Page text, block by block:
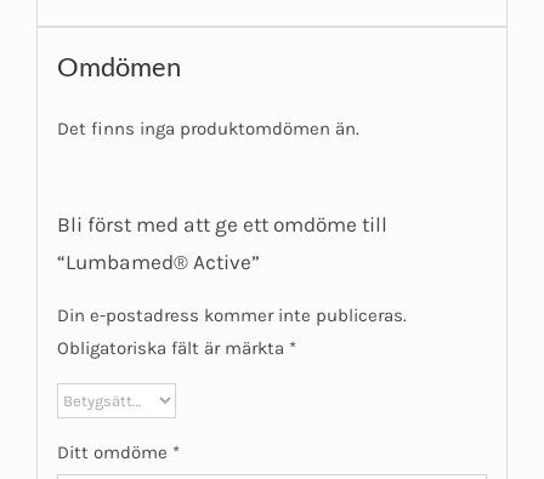
Omdömen
Det finns inga produktomdömen än.
Bli först med att ge ett omdöme till
“Lumbamed® Active”
Din e-postadress kommer inte publiceras.
Obligatoriska fält är märkta *
Ditt omdöme *